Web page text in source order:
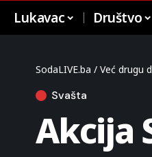
Lukavac Društvo
SodaLIVE.ba / Već drugu
Svašta
Akcija